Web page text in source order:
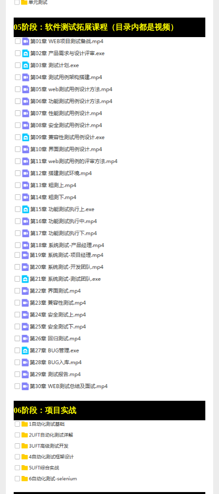
05阶段：软件测试拓展课程（目录内都是视频）
06阶段：项目实战